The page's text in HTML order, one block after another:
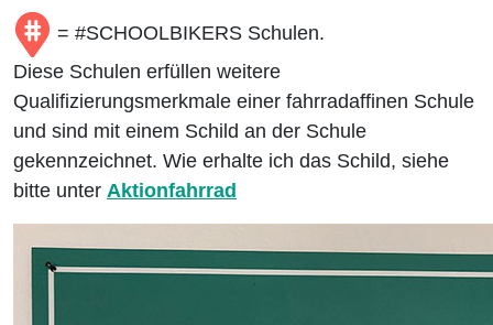
= #SCHOOLBIKERS Schulen.
Diese Schulen erfüllen weitere
Qualifizierungsmerkmale einer fahrradaffinen Schule
und sind mit einem Schild an der Schule
gekennzeichnet. Wie erhalte ich das Schild, siehe
bitte unter Aktionfahrrad